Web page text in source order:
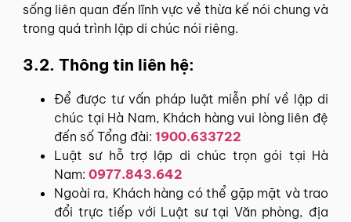
sống liên quan đến lĩnh vực về thừa kế nói chung và
trong quá trình lập di chúc nói riêng.
3.2. Thông tin liên hệ:
Để được tư vấn pháp luật miễn phí về lập di
chúc tại Hà Nam, Khách hàng vui lòng liên đệ
đến số Tổng đài: 1900.633722
Luật sư hỗ trợ lập di chúc trọn gói tại Hà
Nam: 0977.843.642
Ngoài ra, Khách hàng có thể gặp mặt và trao
đổi trực tiếp với Luật sư tại Văn phòng, địa